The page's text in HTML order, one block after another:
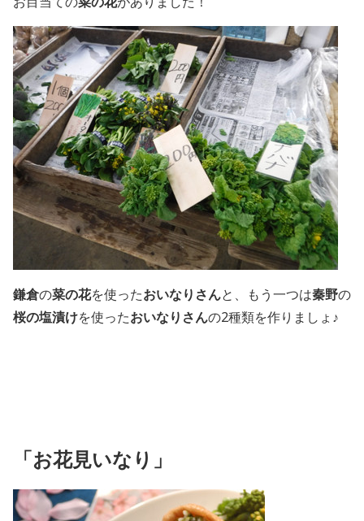
鎌倉の菜の花を使ったおいなりさんと、もう一つは秦野の
桜の塩漬けを使ったおいなりさんの2種類を作りましょ♪
「お花見いなり」